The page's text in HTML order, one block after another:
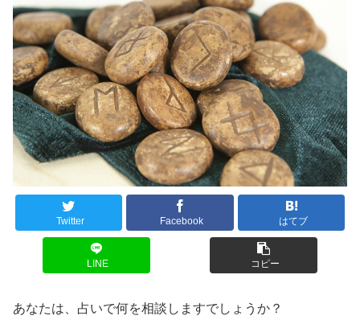
Twitter Facebook はてブ
LINE コピー
あなたは、占いで何を相談しますでしょうか？